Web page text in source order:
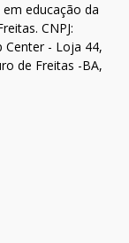
educação da
CNPJ:
Center - Loja 44,
de Freitas -BA,